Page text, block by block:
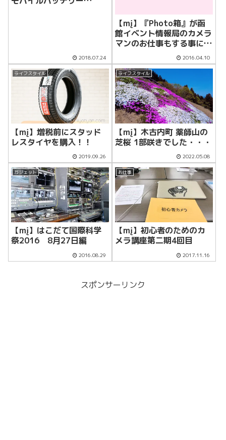
2018.07.24
【mį】『Photo箱』が函
館イベント情報局のカメラ
マンのお仕事もする事にな
2016.04.10
ライフスタイル
【mį】増税前にスタッド
レスタイヤを購入！！
2019.09.26
ライフスタイル
【mį】木古内町 薬師山の
芝桜 1部咲きでした・・・
2022.05.08
ガジェット
【mį】はこだて国際科学
祭2016 8月27日編
2016.08.29
お仕事
【mį】初心者のためのカ
メラ講座第二期4回目
2017.11.16
スポンサーリンク